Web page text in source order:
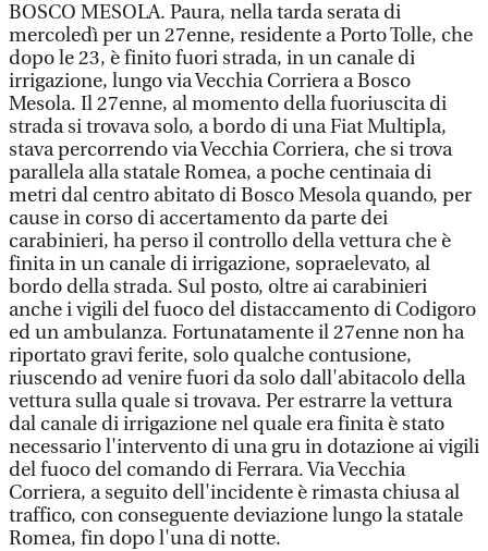
BOSCO MESOLA. Paura, nella tarda serata di
mercoledì per un 27enne, residente a Porto Tolle, che
dopo le 23, è finito fuori strada, in un canale di
irrigazione, lungo via Vecchia Corriera a Bosco
Mesola. Il 27enne, al momento della fuoriuscita di
strada si trovava solo, a bordo di una Fiat Multipla,
stava percorrendo via Vecchia Corriera, che si trova
parallela alla statale Romea, a poche centinaia di
metri dal centro abitato di Bosco Mesola quando, per
cause in corso di accertamento da parte dei
carabinieri, ha perso il controllo della vettura che è
finita in un canale di irrigazione, sopraelevato, al
bordo della strada. Sul posto, oltre ai carabinieri
anche i vigili del fuoco del distaccamento di Codigoro
ed un ambulanza. Fortunatamente il 27enne non ha
riportato gravi ferite, solo qualche contusione,
riuscendo ad venire fuori da solo dall'abitacolo della
vettura sulla quale si trovava. Per estrarre la vettura
dal canale di irrigazione nel quale era finita è stato
necessario l'intervento di una gru in dotazione ai vigili
del fuoco del comando di Ferrara. Via Vecchia
Corriera, a seguito dell'incidente è rimasta chiusa al
traffico, con conseguente deviazione lungo la statale
Romea, fin dopo l'una di notte.